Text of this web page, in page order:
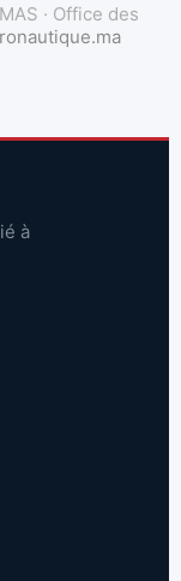
· Office des
à